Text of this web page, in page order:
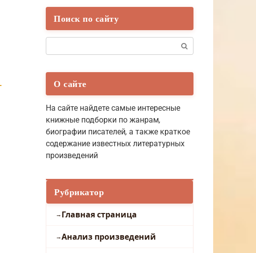
Поиск по сайту
О сайте
На сайте найдете самые интересные
книжные подборки по жанрам,
биографии писателей, а также краткое
содержание известных литературных
произведений
Рубрикатор
Главная страница
Анализ произведений